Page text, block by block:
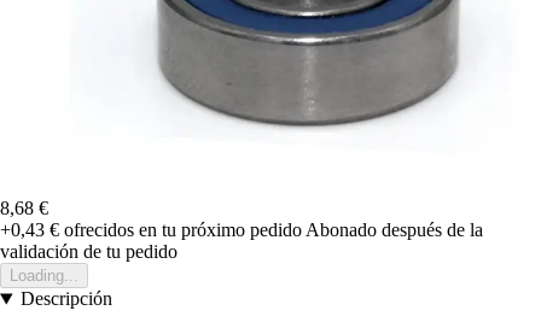
8,68 €
+0,43 € ofrecidos en tu próximo pedido Abonado después de la
validación de tu pedido
Loading...
Descripción